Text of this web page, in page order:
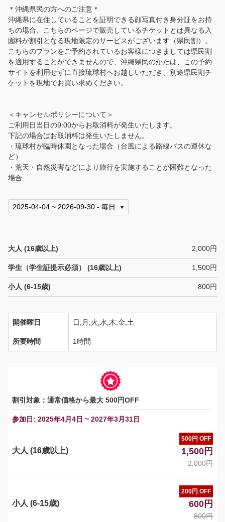
＊沖縄県民の方へのご注意＊
沖縄県に在住していることを証明できる顔写真付き身分証をお持
ちの場合、こちらのページで販売しているチケットとは異なる入
園料が割引となる現地限定のサービスがございます（県民割）。
こちらのプランをご予約されているお客様につきましては県民割
を適用することができませんので、沖縄県民のかたは、この予約
サイトを利用せずに直接琉球村へお越しいただき、別途県民割チ
ケットを現地でお買い求めください。
＜キャンセルポリシーについて＞
ご利用日当日の9:00からお取消料が発生いたします。
下記の場合はお取消料は発生いたしません。
・琉球村が臨時休園となった場合（台風による路線バスの運休な
ど）
・荒天・自然災害などにより旅行を実施することが困難となった
場合
大人 (16歳以上) 2,000円
学生（学生証提示必須） (16歳以上) 1,500円
小人 (6-15歳) 800円
開催曜日 日,月,火,水,木,金,土
所要時間 1時間
割引対象：通常価格から最大 500円OFF
参加日: 2025年4月4日 ~ 2027年3月31日
大人 (16歳以上)
500円 OFF
1,500円
2,000円
小人 (6-15歳)
200円 OFF
600円
800円